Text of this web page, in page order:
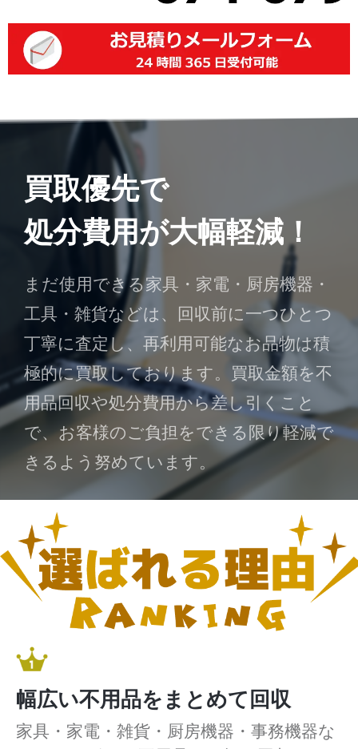
買取優先で
処分費用が大幅軽減！
まだ使用できる家具・家電・厨房機器・
工具・雑貨などは、回収前に一つひとつ
丁寧に査定し、再利用可能なお品物は積
極的に買取しております。買取金額を不
用品回収や処分費用から差し引くこと
で、お客様のご負担をできる限り軽減で
きるよう努めています。
幅広い不用品をまとめて回収
家具・家電・雑貨・厨房機器・事務機器な